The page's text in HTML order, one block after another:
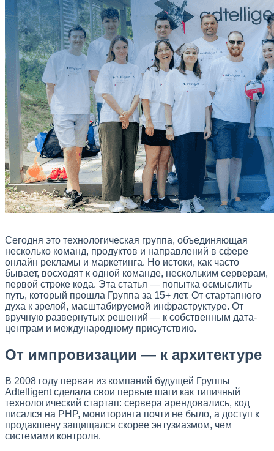
Сегодня это технологическая группа, объединяющая
несколько команд, продуктов и направлений в сфере
онлайн рекламы и маркетинга. Но истоки, как часто
бывает, восходят к одной команде, нескольким серверам,
первой строке кода. Эта статья — попытка осмыслить
путь, который прошла Группа за 15+ лет. От стартапного
духа к зрелой, масштабируемой инфраструктуре. От
вручную развернутых решений — к собственным дата-
центрам и международному присутствию.
От импровизации — к архитектуре
В 2008 году первая из компаний будущей Группы
Adtelligent сделала свои первые шаги как типичный
технологический стартап: сервера арендовались, код
писался на PHP, мониторинга почти не было, а доступ к
продакшену защищался скорее энтузиазмом, чем
системами контроля.